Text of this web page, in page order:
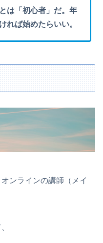
は「初心者」だ。年
れば始めたらいい。
ンラインの講師（メイ